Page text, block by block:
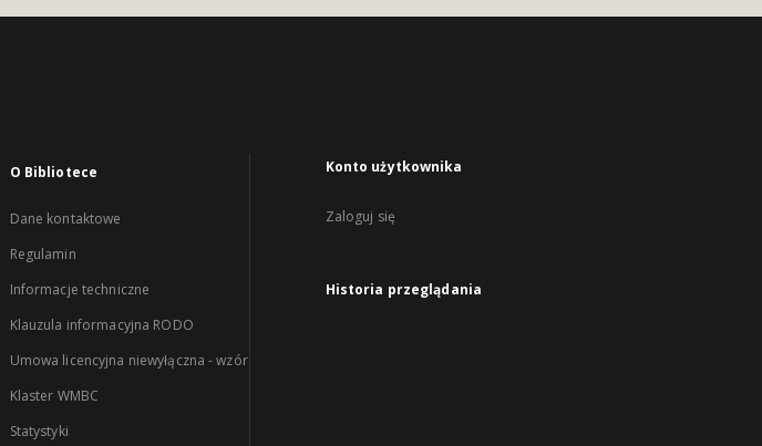
O Bibliotece
Dane kontaktowe
Regulamin
Informacje techniczne
Klauzula informacyjna RODO
Umowa licencyjna niewyłączna - wzór
Klaster WMBC
Statystyki
Konto użytkownika
Zaloguj się
Historia przeglądania